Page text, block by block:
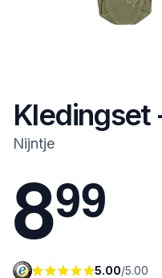
Kledingset
Nijntje
899
5.00/5.00